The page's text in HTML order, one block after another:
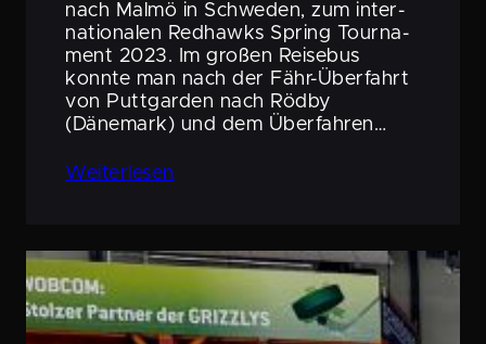
nach Malmö in Schweden, zum inter­
na­tio­nalen Redhawks Spring Tourna­
ment 2023. Im großen Reisebus
konnte man nach der Fähr-Überfahrt
von Puttgarden nach Rödby
(Dänemark) und dem Überfahren…
Weiter­lesen